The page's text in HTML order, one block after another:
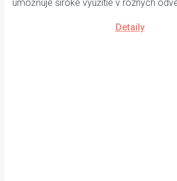
umožňuje široké využitie v rôznych
Detaily